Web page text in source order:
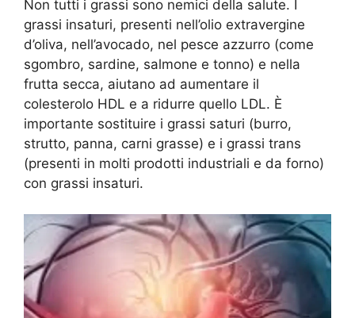
Non tutti i grassi sono nemici della salute. I
grassi insaturi, presenti nell’olio extravergine
d’oliva, nell’avocado, nel pesce azzurro (come
sgombro, sardine, salmone e tonno) e nella
frutta secca, aiutano ad aumentare il
colesterolo HDL e a ridurre quello LDL. È
importante sostituire i grassi saturi (burro,
strutto, panna, carni grasse) e i grassi trans
(presenti in molti prodotti industriali e da forno)
con grassi insaturi.